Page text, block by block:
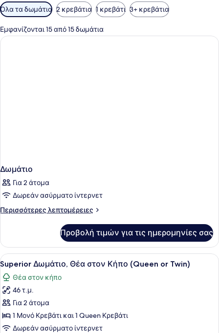
Διαθέσιμα
φίλτρα
για
τα
Όλα τα δωμάτια 2 κρεβάτια 1 κρεβάτι 3+ κρεβάτια
Εμφανίζονται 15 από 15 δωμάτια
Δωμάτιο
Για 2 άτομα
Δωρεάν ασύρματο ίντερνετ
Περισσότερες λεπτομέρειες
Περισσότερες
Προβολή τιμών για τις ημερομηνίες σας
Προβολή
όλων
των
φωτογραφιών
για
Superior
Δωμάτιο,
Ένα δωμάτιο ξενοδοχείου με δύο
4
Superior Δωμάτιο, Θέα στον Κήπο (Queen or Twin)
Θέα στον κήπο
46 τ.μ.
Για 2 άτομα
1 Μονό Κρεβάτι και 1 Queen Κρεβάτι
Δωρεάν ασύρματο ίντερνετ